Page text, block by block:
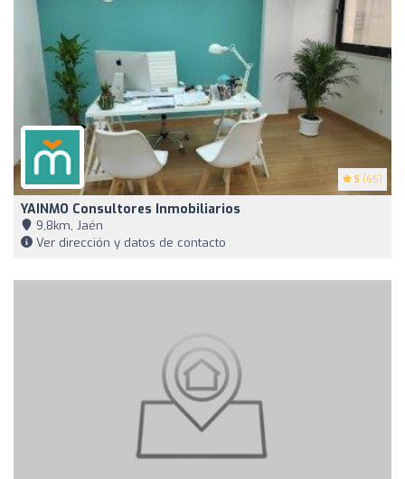
5 (65)
YAINMO Consultores Inmobiliarios
9,8km, Jaén
Ver dirección y datos de contacto